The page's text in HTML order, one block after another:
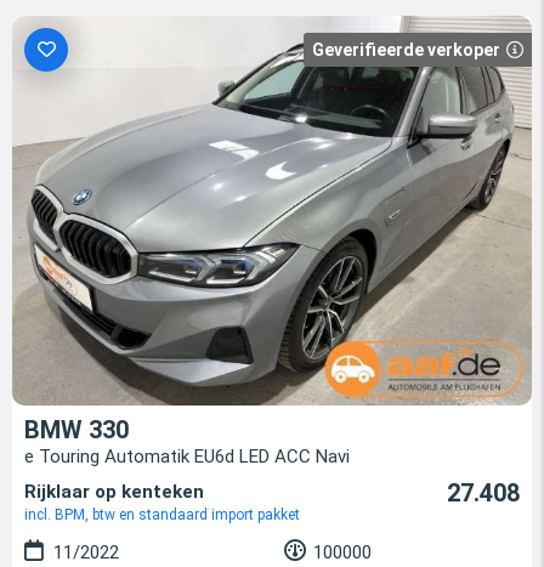
Geverifieerde verkoper
BMW 330
e Touring Automatik EU6d LED ACC Navi
Rijklaar op kenteken
incl. BPM, btw en standaard import pakket
27.408
11/2022
100000